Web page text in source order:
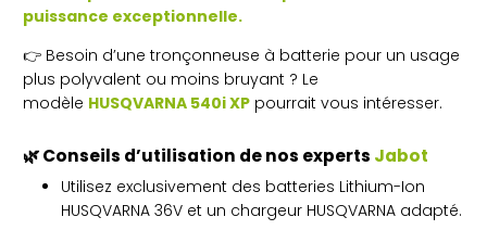
puissance exceptionnelle.
👉 Besoin d’une tronçonneuse à batterie pour un usage
plus polyvalent ou moins bruyant ? Le
modèle HUSQVARNA 540i XP pourrait vous intéresser.
🌿 Conseils d’utilisation de nos experts Jabot
Utilisez exclusivement des batteries Lithium-Ion
HUSQVARNA 36V et un chargeur HUSQVARNA adapté.